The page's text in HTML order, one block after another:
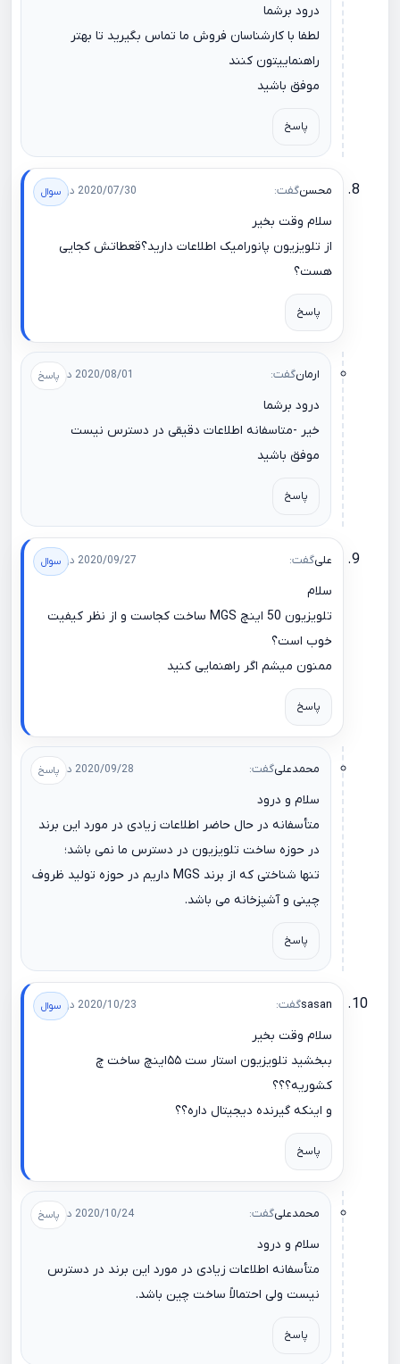
درود برشما
لطفا با کارشناسان فروش ما تماس بگیرید تا بهتر
راهنماییتون کنند
موفق باشید
پاسخ
محسنگفت: 2020/07/30 در 22:48
سلام وقت بخیر
از تلویزیون پانورامیک اطلاعات دارید؟قعطاتش کجایی
هست؟
پاسخ
ارمانگفت: 2020/08/01 در 11:23
درود برشما
خیر -متاسفانه اطلاعات دقیقی در دسترس نیست
موفق باشید
پاسخ
علیگفت: 2020/09/27 در 20:36
سلام
تلویزیون 50 اینچ MGS ساخت کجاست و از نظر کیفیت
خوب است؟
ممنون میشم اگر راهنمایی کنید
پاسخ
محمدعلیگفت: 2020/09/28 در 10:09
سلام و درود
متأسفانه در حال حاضر اطلاعات زیادی در مورد این برند
در حوزه ساخت تلویزیون در دسترس ما نمی باشد؛
تنها شناختی که از برند MGS داریم در حوزه تولید ظروف
چینی و آشپزخانه می باشد.
پاسخ
sasanگفت: 2020/10/23 در 10:09
سلام وقت بخیر
ببخشید تلویزیون استار ست ۵۵اینچ ساخت چ
کشوریه؟؟؟
و اینکه گیرنده دیجیتال داره؟؟
پاسخ
محمدعلیگفت: 2020/10/24 در 09:44
سلام و درود
متأسفانه اطلاعات زیادی در مورد این برند در دسترس
نیست ولی احتمالاً ساخت چین باشد.
پاسخ